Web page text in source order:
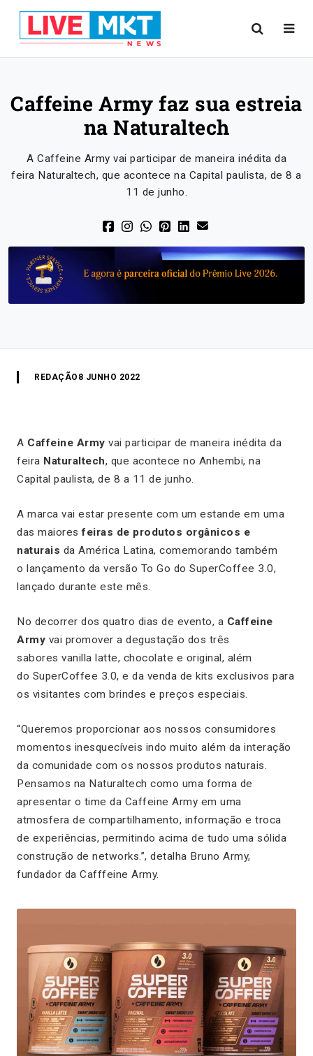
Caffeine Army faz sua estreia
na Naturaltech
A Caffeine Army vai participar de maneira inédita da
feira Naturaltech, que acontece na Capital paulista, de 8 a
11 de junho.
REDAÇÃO 8 JUNHO 2022
A Caffeine Army vai participar de maneira inédita da
feira Naturaltech, que acontece no Anhembi, na
Capital paulista, de 8 a 11 de junho.
A marca vai estar presente com um estande em uma
das maioresfeiras de produtos orgânicos e
naturais da América Latina, comemorando também
o lançamento da versão To Go do SuperCoffee 3.0,
lançado durante este mês.
No decorrer dos quatro dias de evento, a Caffeine
Army vai promover a degustação dos três
sabores vanilla latte, chocolate e original, além
do SuperCoffee 3.0, e da venda de kits exclusivos para
os visitantes com brindes e preços especiais.
“Queremos proporcionar aos nossos consumidores
momentos inesquecíveis indo muito além da interação
da comunidade com os nossos produtos naturais.
Pensamos na Naturaltech como uma forma de
apresentar o time da Caffeine Army em uma
atmosfera de compartilhamento, informação e troca
de experiências, permitindo acima de tudo uma sólida
construção de networks.”, detalha Bruno Army,
fundador da Cafffeine Army.